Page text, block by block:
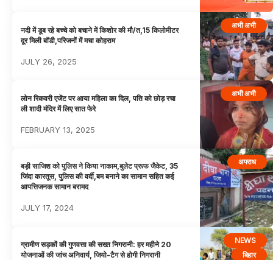
अभी अभी
नदी में डूब रहे बच्चे को बचाने में किशोर की मौ/त,15 किलोमीटर
दूर मिली बॉडी,परिजनों में मचा कोहराम
JULY 26, 2025
अभी अभी
लोन रिकवरी एजेंट पर आया महिला का दिल, पति को छोड़ रचा
ली शादी मंदिर में लिए सात फेरे
FEBRUARY 13, 2025
अपराध
बड़ी साजिश को पुलिस ने किया नाकाम,बुलेट प्रूफ जैकेट, 35
जिंदा कारतूस, पुलिस की वर्दी,बम बनाने का सामान सहित कई
आपत्तिजनक सामान बरामद
JULY 17, 2024
NEWS
बिहार
ग्रामीण सड़कों की गुणवत्ता की सख्त निगरानी: हर महीने 20
योजनाओं की जांच अनिवार्य, जियो-टैग से होगी निगरानी